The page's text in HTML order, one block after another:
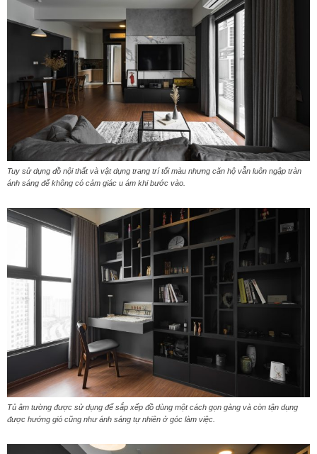
Tuy sử dụng đồ nội thất và vật dụng trang trí tối màu nhưng căn hộ vẫn luôn ngập tràn
ánh sáng để không có cảm giác u ám khi bước vào.
Tủ âm tường được sử dụng để sắp xếp đồ dùng một cách gọn gàng và còn tận dụng
được hướng gió cũng như ánh sáng tự nhiên ở góc làm việc.